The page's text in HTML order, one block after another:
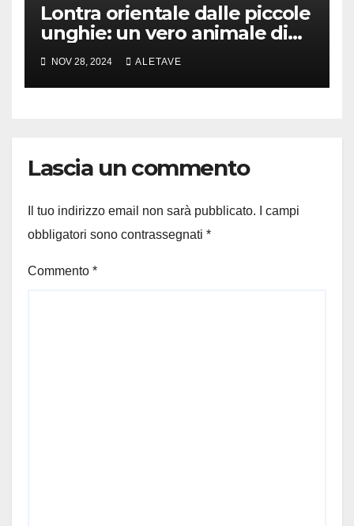
Lontra orientale dalle piccole
unghie: un vero animale di
cui parlare
NOV 28, 2024 ALETAVE
Lascia un commento
Il tuo indirizzo email non sarà pubblicato.
I campi
obbligatori sono contrassegnati *
Commento *